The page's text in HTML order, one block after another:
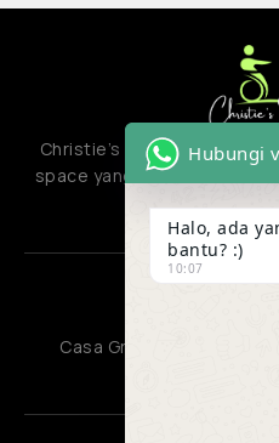
Christie’s studio adalah
space yang menyatukan
Casa Grande Residence,
Hubungi
Halo, ada
bantu? :)
10:07